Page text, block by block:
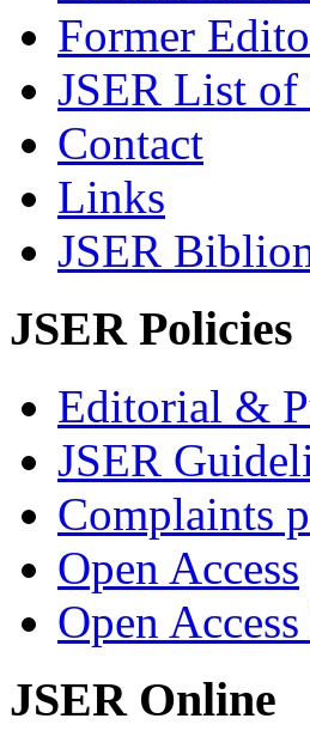
Former
JSER List of
Contact
Links
JSER
JSER Policies
Editorial &
JSER
Complaints
Open Access
Open
JSER Online